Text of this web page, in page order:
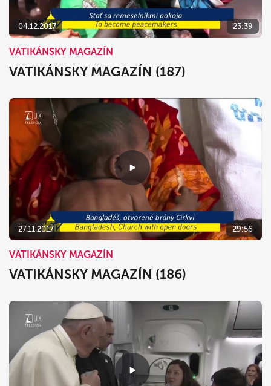
04.12.2017 23:39
VATIKÁNSKY MAGAZÍN
VATIKÁNSKY MAGAZÍN (187)
27.11.2017 29:56
VATIKÁNSKY MAGAZÍN
VATIKÁNSKY MAGAZÍN (186)